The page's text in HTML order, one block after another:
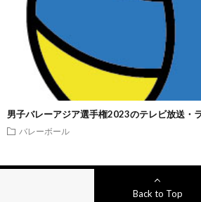
男子バレーアジア選手権2023のテレビ放送・
バレーボール
Back to Top